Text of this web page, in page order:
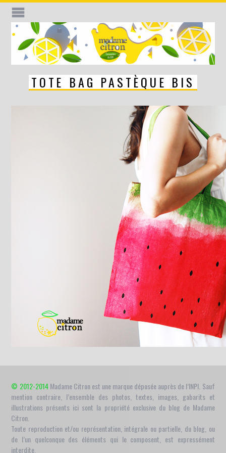
TOTE BAG PASTÈQUE BIS
© 2012-2014Madame Citron est une marque déposée auprès de l’INPI. Sauf
mention contraire, l’ensemble des photos, textes, images, gabarits et
illustrations présents ici sont la propriété exclusive du blog de Madame
Citron.
Toute reproduction et/ou représentation, intégrale ou partielle, du blog, ou
de l’un quelconque des éléments qui le composent, est expressément
interdite.